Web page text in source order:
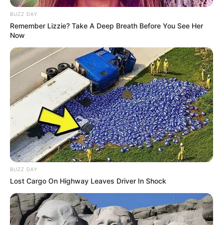
Μια μάζωξη με μήνυμα από Φρυκτωρίες
Μια μάζωξη με μήνυμα από...
Αυτός που ελέγχει τον καιρό
ελέγχει τον κόσμο
ΠΟΛΕΜΟΣ ΜΕΣΑ ΣΤΟ
ΠΕΝΤΑΓΩΝΟ..
BUZZ DAY
Remember Lizzie? Take A Deep Breath Before You See Her
Now
BUZZ DAY
Lost Cargo On Highway Leaves Driver In Shock